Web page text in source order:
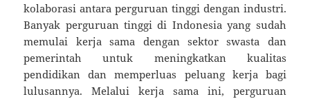
kolaborasi antara perguruan tinggi dengan industri.
Banyak perguruan tinggi di Indonesia yang sudah
memulai kerja sama dengan sektor swasta dan
pemerintah untuk meningkatkan kualitas
pendidikan dan memperluas peluang kerja bagi
lulusannya. Melalui kerja sama ini, perguruan